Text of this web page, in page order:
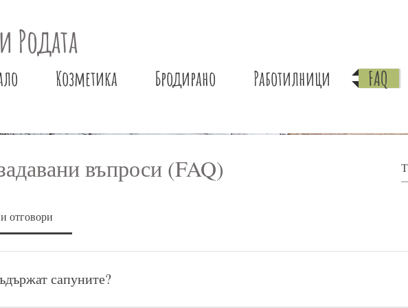
Родата
Козметика Бродирано Работилници FAQ
въпроси (FAQ)
отговори
сапуните?